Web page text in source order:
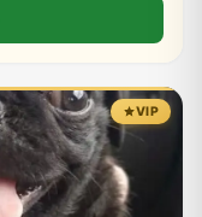
VIP